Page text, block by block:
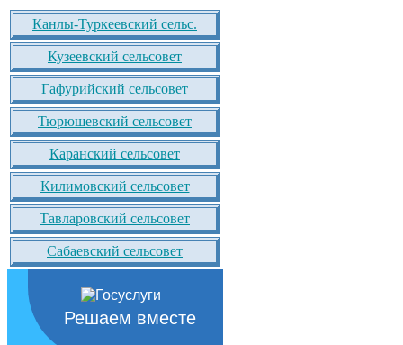
Канлы-Туркеевский сельс.
Кузеевский сельсовет
Гафурийский сельсовет
Тюрюшевский сельсовет
Каранский сельсовет
Килимовский сельсовет
Тавларовский сельсовет
Сабаевский сельсовет
Решаем вместе